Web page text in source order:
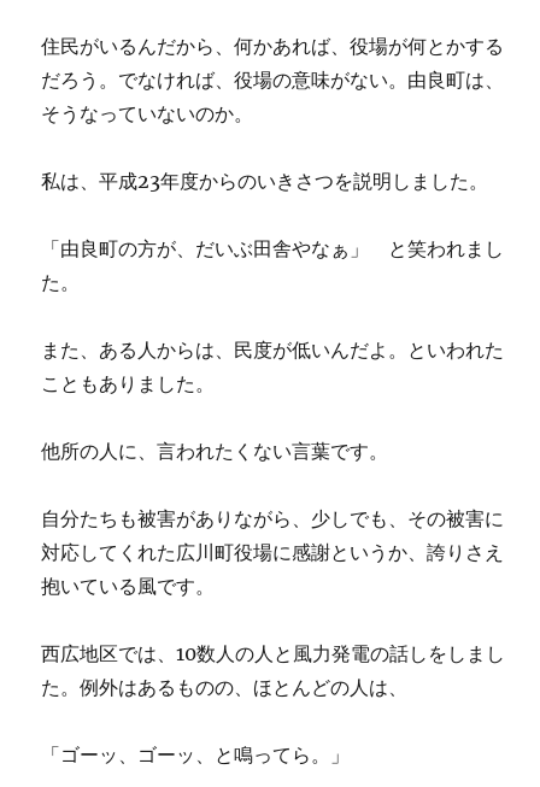
住民がいるんだから、何かあれば、役場が何とかする
だろう。でなければ、役場の意味がない。由良町は、
そうなっていないのか。
私は、平成23年度からのいきさつを説明しました。
「由良町の方が、だいぶ田舎やなぁ」 と笑われまし
た。
また、ある人からは、民度が低いんだよ。といわれた
こともありました。
他所の人に、言われたくない言葉です。
自分たちも被害がありながら、少しでも、その被害に
対応してくれた広川町役場に感謝というか、誇りさえ
抱いている風です。
西広地区では、10数人の人と風力発電の話しをしまし
た。例外はあるものの、ほとんどの人は、
「ゴーッ、ゴーッ、と鳴ってら。」